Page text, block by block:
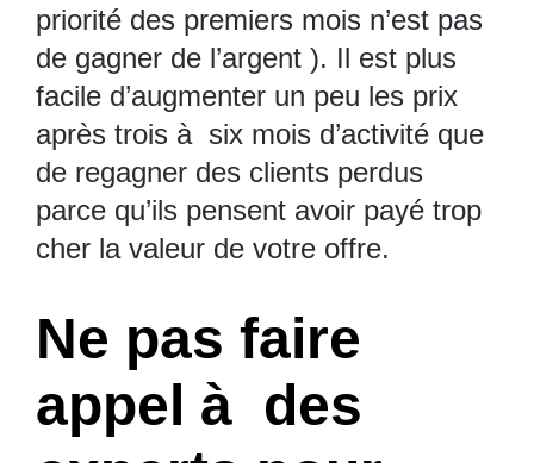
priorité des premiers mois n’est pas
de gagner de l’argent ). Il est plus
facile d’augmenter un peu les prix
après trois à six mois d’activité que
de regagner des clients perdus
parce qu’ils pensent avoir payé trop
cher la valeur de votre offre.
Ne pas faire
appel à des